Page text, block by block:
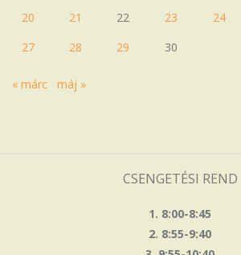
20
21 22 23 24
27
28 29 30
« márc máj »
CSENGETÉSI REND
1. 8:00-8:45
2. 8:55-9:40